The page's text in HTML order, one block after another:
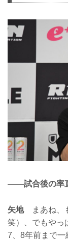
——試合後の率
矢地まあね、
笑）、でもやっ
7、8年前まで一